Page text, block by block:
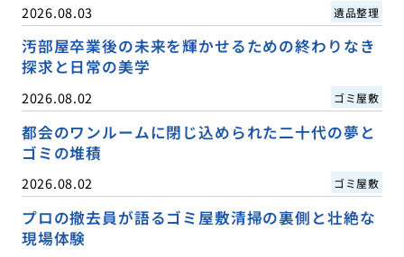
2026.08.03 遺品整理
汚部屋卒業後の未来を輝かせるための終わりなき
探求と日常の美学
2026.08.02 ゴミ屋敷
都会のワンルームに閉じ込められた二十代の夢と
ゴミの堆積
2026.08.02 ゴミ屋敷
プロの撤去員が語るゴミ屋敷清掃の裏側と壮絶な
現場体験